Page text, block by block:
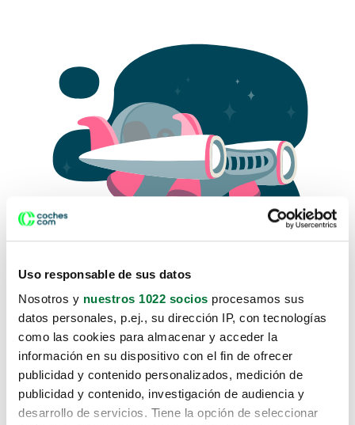
Uso responsable de sus datos
Nosotros y nuestros 1022 socios procesamos sus
datos personales, p.ej., su dirección IP, con tecnologías
como las cookies para almacenar y acceder la
información en su dispositivo con el fin de ofrecer
publicidad y contenido personalizados, medición de
publicidad y contenido, investigación de audiencia y
desarrollo de servicios. Tiene la opción de seleccionar
Lo sentimos, no sabemos como
te hemos traido hasta aquí.